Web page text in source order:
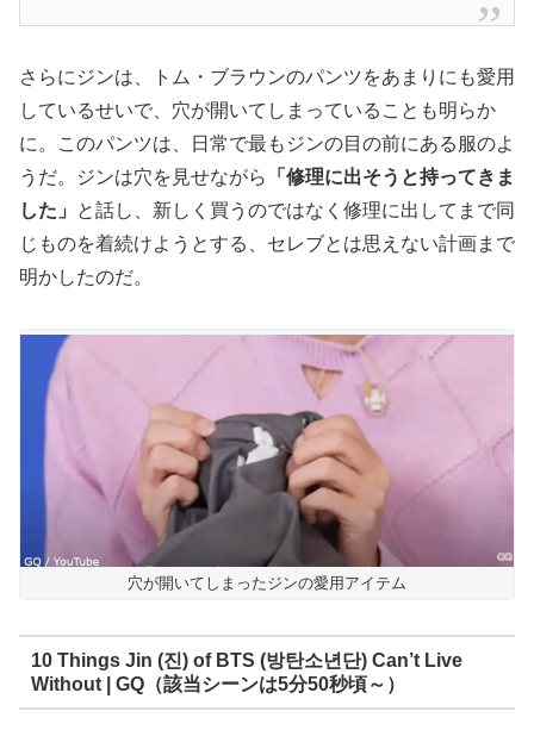
さらにジンは、トム・ブラウンのパンツをあまりにも愛用
しているせいで、穴が開いてしまっていることも明らか
に。このパンツは、日常で最もジンの目の前にある服のよ
うだ。ジンは穴を見せながら
「修理に出そうと持ってきま
した」
と話し、新しく買うのではなく修理に出してまで同
じものを着続けようとする、セレブとは思えない計画まで
明かしたのだ。
穴が開いてしまったジンの愛用アイテム
10 Things Jin (진) of BTS (방탄소년단) Can’t Live
Without | GQ（該当シーンは5分50秒頃～）